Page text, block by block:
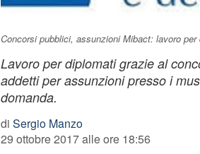
Concorsi pubblici, assunzioni Mibact: lavoro
Lavoro per diplomati grazie al
addetti per assunzioni presso i
domanda.
di Sergio Manzo
29 ottobre 2017 alle ore 18:56